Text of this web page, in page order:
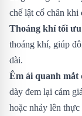
chế lật cổ chân khi
Thoáng khí tối ưu
thoáng khí, giúp
dài.
Êm ái quanh mắt
dày đem lại cảm
hoặc nhảy lên thực